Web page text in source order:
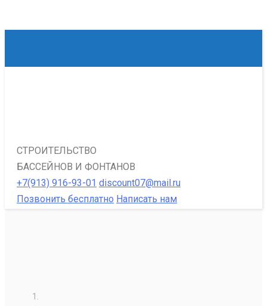
СТРОИТЕЛЬСТВО
БАССЕЙНОВ И ФОНТАНОВ
+7(913) 916-93-01 discount07@mail.ru
Позвонить бесплатно Написать нам